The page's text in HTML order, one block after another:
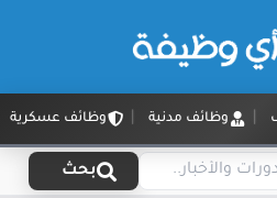
وظائف مدنية وظائف عسكرية
بحث